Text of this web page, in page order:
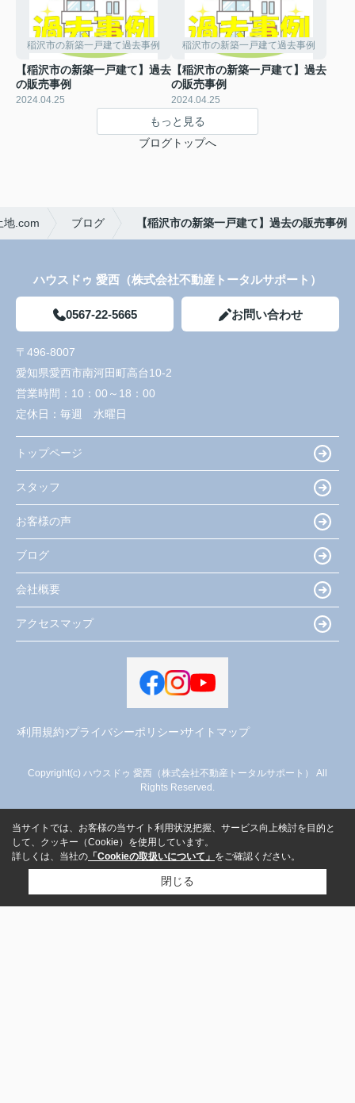
稲沢市の新築一戸建て過去事例
【稲沢市の新築一戸建て】過去
の販売事例
2024.04.25
稲沢市の新築一戸建て過去事例
【稲沢市の新築一戸建て】過去
の販売事例
2024.04.25
もっと見る
ブログトップへ
地.com ブログ 【稲沢市の新築一戸建て】過去の販売事例
ハウスドゥ 愛西（株式会社不動産トータルサポート）
0567-22-5665 お問い合わせ
〒496-8007
愛知県愛西市南河田町高台10-2
営業時間： 10：00～18：00
定休日： 毎週 水曜日
トップページ
スタッフ
お客様の声
ブログ
会社概要
アクセスマップ
利用規約 プライバシーポリシー サイトマップ
Copyright(c) ハウスドゥ 愛西（株式会社不動産トータルサポート） All
Rights Reserved.
当サイトでは、お客様の当サイト利用状況把握、サービス向上検討を目的と
して、クッキー（Cookie）を使用しています。
詳しくは、当社の 「Cookieの取扱いについて」 をご確認ください。
閉じる